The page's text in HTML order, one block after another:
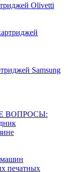
Olivetti
Samsung
ВОПРОСЫ:
машин
печатных